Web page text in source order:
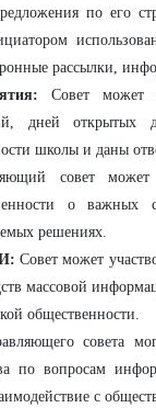
по его
рассылки,
Совет может
дней открытых
школы и даны
совет может
о важных
решениях.
Совет может
массовой
общественности.
совета
по вопросам
с